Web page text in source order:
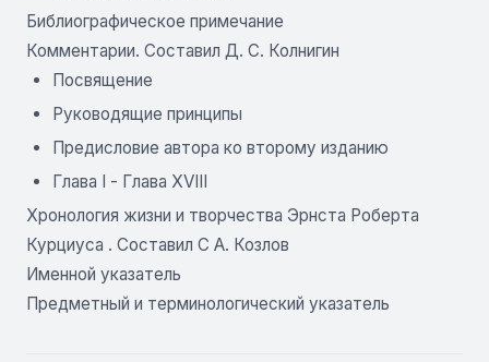
Библиографическое примечание
Комментарии. Составил Д. С. Колнигин
Посвящение
Руководящие принципы
Предисловие автора ко второму изданию
Глава I - Глава XVIII
Хронология жизни и творчества Эрнста Роберта
Курциуса . Составил С А. Козлов
Именной указатель
Предметный и терминологический указатель